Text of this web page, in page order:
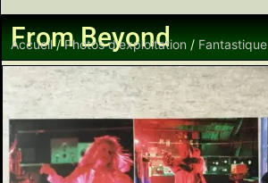
From Beyond
Accueil/Photos d'exploitation / Fantastique